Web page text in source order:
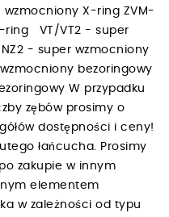
X-ring ZVM-
ring VT/VT2 - super
- super wzmocniony
bezoringowy
W przypadku
zębów prosimy o
dostępności i ceny!
łańcucha. Prosimy
zakupie w innym
elementem
w zależności od typu